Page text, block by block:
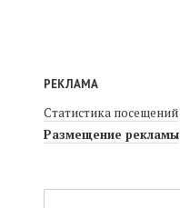
РЕКЛАМА
Статистика посещений
Размещение рекламы